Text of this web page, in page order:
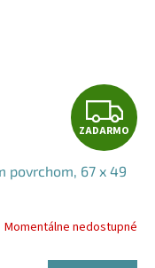
Z
A
D
A
R
ZADARMO
povrchom, 67 x 49
Momentálne nedostupné